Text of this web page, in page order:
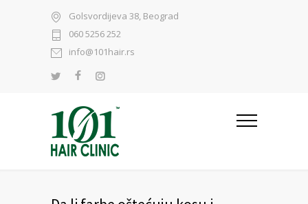
Golsvordijeva 38, Beograd
060 5256 252
info@101hair.rs